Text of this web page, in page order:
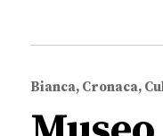
Bianca, Cronaca,